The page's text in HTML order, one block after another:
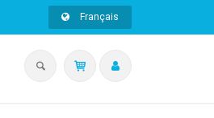
Français